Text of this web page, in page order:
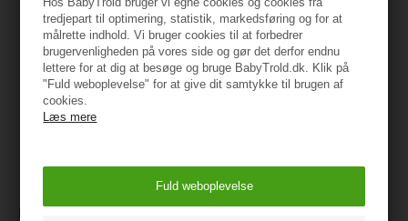
tredjepart til optimering, statistik, markedsføring og for at
målrette indhold. Vi bruger cookies til at forbedrer
brugervenligheden på vores side og gør det derfor endnu
lettere for at dig at besøge og bruge BabyTrold.dk. Klik på
"Fuld weboplevelse" for at give dit samtykke til brugen af
cookies.
Læs mere
Moulin Roty - Trærangle -